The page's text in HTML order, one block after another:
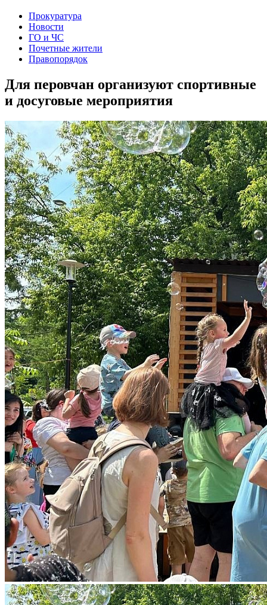
Прокуратура
Новости
ГО и ЧС
Почетные жители
Правопорядок
Для перовчан организуют спортивные
и досуговые мероприятия